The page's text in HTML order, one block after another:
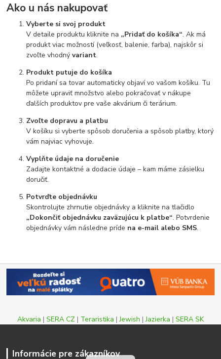
Ako u nás nakupovať
Vyberte si svoj produkt
V detaile produktu kliknite na „Pridať do košíka“. Ak má
produkt viac možností (veľkosť, balenie, farba), najskôr si
zvoľte vhodnývariant.
Produkt putuje do košíka
Po pridaní sa tovar automaticky objaví vo vašom košíku. Tu
môžete upraviť množstvo alebo pokračovať v nákupe
ďalších produktov pre vaše akvárium či terárium.
Zvoľte dopravu a platbu
V košíku si vyberte spôsob doručenia a spôsob platby, ktorý
vám najviac vyhovuje.
Vyplňte údaje na doručenie
Zadajte kontaktné a dodacie údaje – kam máme zásielku
doručiť.
Potvrďte objednávku
Skontrolujte zhrnutie objednávky a kliknite na tlačidlo
„Dokončiť objednávku zaväzujúcu k platbe“. Potvrdenie
objednávky vám následne príde na e-mail alebo SMS.
Akvaria | SERA CZ | Teraristika |Jewish |Jazierka | SERA SK
Informácie pre zákazníkov